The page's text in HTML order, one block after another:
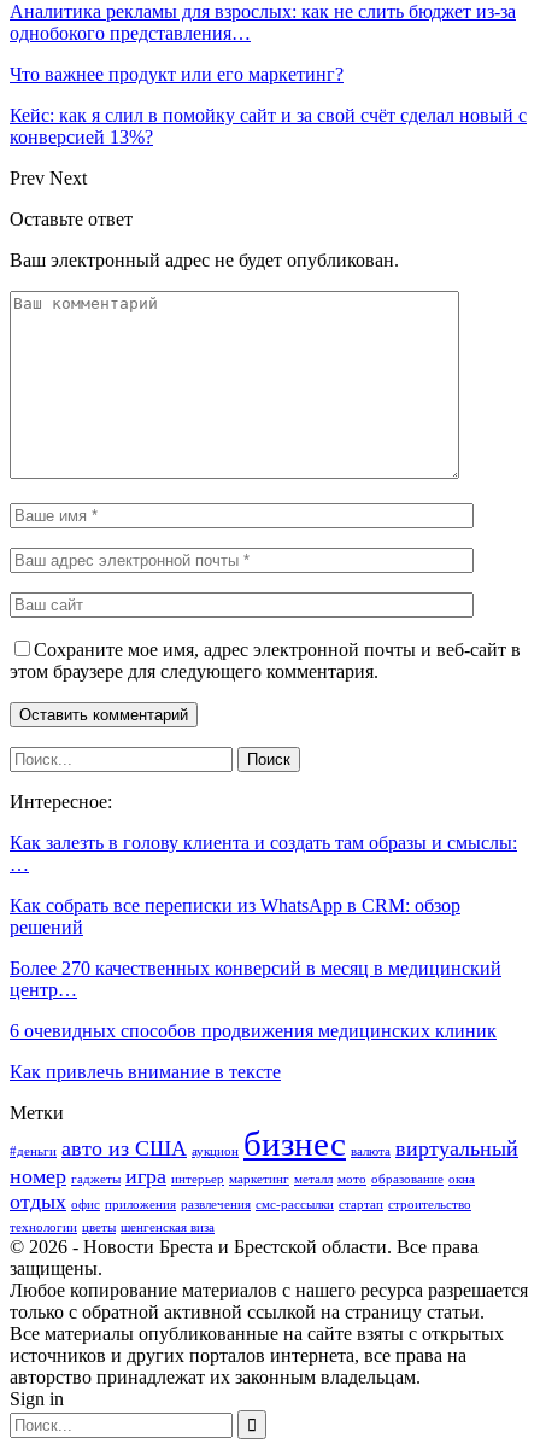
Аналитика рекламы для взрослых: как не слить бюджет из-за
однобокого представления…
Что важнее продукт или его маркетинг?
Кейс: как я слил в помойку сайт и за свой счёт сделал новый с
конверсией 13%?
Prev Next
Оставьте ответ
Ваш электронный адрес не будет опубликован.
Сохраните мое имя, адрес электронной почты и веб-сайт в
этом браузере для следующего комментария.
Интересное:
Как залезть в голову клиента и создать там образы и смыслы:
…
Как собрать все переписки из WhatsApp в CRM: обзор
решений
Более 270 качественных конверсий в месяц в медицинский
центр…
6 очевидных способов продвижения медицинских клиник
Как привлечь внимание в тексте
Метки
#деньги авто из США аукцион бизнес валюта виртуальный
номер гаджеты игра интерьер маркетинг металл мото образование окна
отдых офис приложения развлечения смс-рассылки стартап строительство
технологии цветы шенгенская виза
© 2026 - Новости Бреста и Брестской области. Все права
защищены.
Любое копирование материалов с нашего ресурса разрешается
только с обратной активной ссылкой на страницу статьи.
Все материалы опубликованные на сайте взяты с открытых
источников и других порталов интернета, все права на
авторство принадлежат их законным владельцам.
Sign in